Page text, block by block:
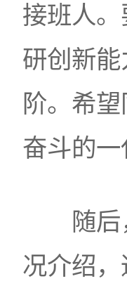
接班人
研创新能
阶。希
奋斗的
随后，
况介绍